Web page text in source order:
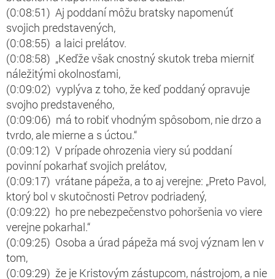
(0:08:51) Aj poddaní môžu bratsky napomenúť
svojich predstavených,
(0:08:55) a laici prelátov.
(0:08:58) „Keďže však cnostný skutok treba mierniť
náležitými okolnosťami,
(0:09:02) vyplýva z toho, že keď poddaný opravuje
svojho predstaveného,
(0:09:06) má to robiť vhodným spôsobom, nie drzo a
tvrdo, ale mierne a s úctou.“
(0:09:12) V prípade ohrozenia viery sú poddaní
povinní pokarhať svojich prelátov,
(0:09:17) vrátane pápeža, a to aj verejne: „Preto Pavol,
ktorý bol v skutočnosti Petrov podriadený,
(0:09:22) ho pre nebezpečenstvo pohoršenia vo viere
verejne pokarhal.“
(0:09:25) Osoba a úrad pápeža má svoj význam len v
tom,
(0:09:29) že je Kristovým zástupcom, nástrojom, a nie